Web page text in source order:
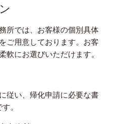
所では、お客様の個別具体
ご用意しております。お客
軟にお選びいただけます。
従い、帰化申請に必要な書
。